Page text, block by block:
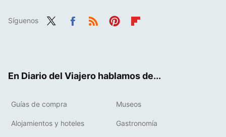
Síguenos
En Diario del Viajero hablamos de...
Guías de compra Museos
Alojamientos y hoteles Gastronomía